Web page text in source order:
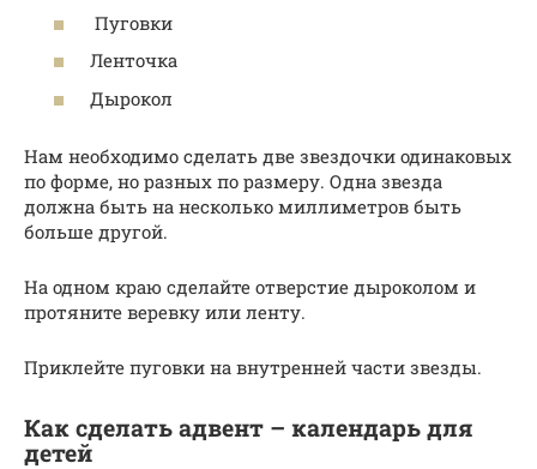
Пуговки
Ленточка
Дырокол
Нам необходимо сделать две звездочки одинаковых
по форме, но разных по размеру. Одна звезда
должна быть на несколько миллиметров быть
больше другой.
На одном краю сделайте отверстие дыроколом и
протяните веревку или ленту.
Приклейте пуговки на внутренней части звезды.
Как сделать адвент – календарь для
детей